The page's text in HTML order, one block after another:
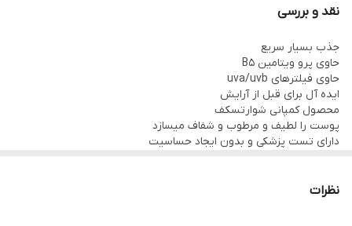
آلمان مورد آزمایش قرار گرفته است.
بدون تست بر روی حیوانات
جذب بسیار سریع
نقد و بررسی
جذب بسیار سریع
حاوی پرو ویتامین B5
حاوی فیلترهای uva/uvb
ایده آل برای قبل از آرایش
محصول کمپانی شوارتسکف
پوست را لطیف و مرطوب و شفاف میسازد
دارای تست پزشکی و بدون ایجاد حساسیت
نظرات